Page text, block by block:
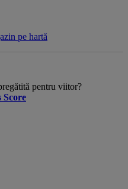
pe hartă
pentru viitor?
Score